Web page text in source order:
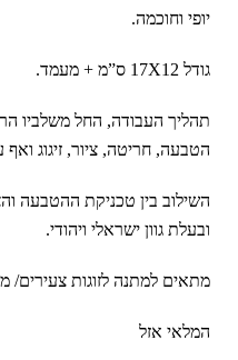
יופי וחוכמה.
גודל 17X12 ס”מ + מעמד.
תהליך העבודה, החל משלביו
הטבעה, חריטה, ציור, זיגוג ואף
השילוב בין טכניקת ההטבעה
ובעלת גוון ישראלי ויהודי.
מתאים למתנה לזוגות
המלאי אזל